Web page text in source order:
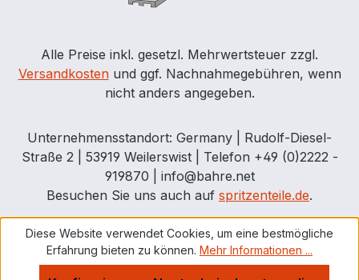
Alle Preise inkl. gesetzl. Mehrwertsteuer zzgl.
Versandkostenund ggf. Nachnahmegebühren, wenn
nicht anders angegeben.
Unternehmensstandort: Germany | Rudolf-Diesel-
Straße 2 | 53919 Weilerswist | Telefon +49 (0)2222 -
919870 | info@bahre.net
Besuchen Sie uns auch auf spritzenteile.de.
Diese Website verwendet Cookies, um eine bestmögliche
Erfahrung bieten zu können. Mehr Informationen ...